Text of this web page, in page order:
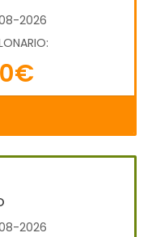
2026
2026